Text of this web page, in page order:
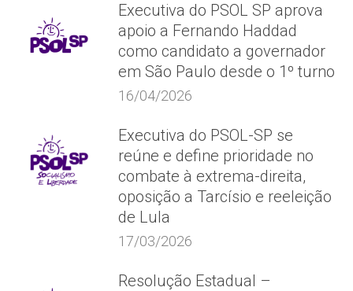
Executiva do PSOL SP aprova
apoio a Fernando Haddad
como candidato a governador
em São Paulo desde o 1º turno
16/04/2026
Executiva do PSOL-SP se
reúne e define prioridade no
combate à extrema-direita,
oposição a Tarcísio e reeleição
de Lula
17/03/2026
Resolução Estadual –